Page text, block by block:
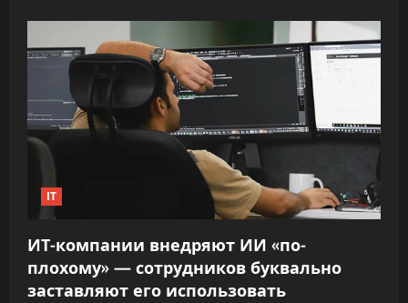
Code
стали
доступны
смартфона
IT
ИТ-компании внедряют ИИ «по-
плохому» — сотрудников буквально
заставляют его использовать